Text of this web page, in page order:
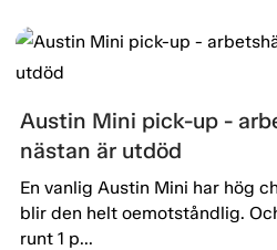
Austin Mini pick-up -
nästan är utdöd
En vanlig Austin Mini har hög
blir den helt oemotståndlig.
runt 1 p...